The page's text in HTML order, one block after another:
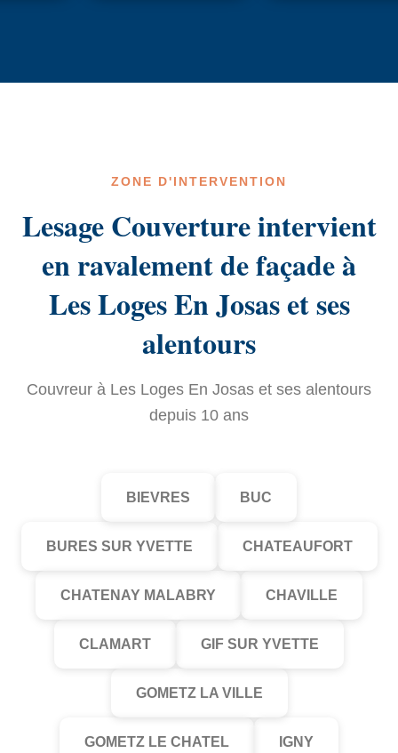
ZONE D'INTERVENTION
Lesage Couverture intervient
en ravalement de façade à
Les Loges En Josas et ses
alentours
Couvreur à Les Loges En Josas et ses alentours
depuis 10 ans
BIEVRES BUC
BURES SUR YVETTE CHATEAUFORT
CHATENAY MALABRY CHAVILLE
CLAMART GIF SUR YVETTE
GOMETZ LA VILLE
GOMETZ LE CHATEL IGNY